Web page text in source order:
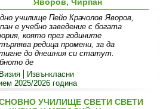
училище Пейо Крачолов Яворов,
е учебно заведение с богата
която през годините
редица промени, за да
до днешния си статут.
де
Визия
Извънкласни
2025/2026 година
УЧИЛИЩЕ СВЕТИ СВЕТИ